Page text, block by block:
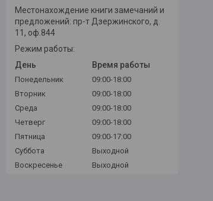
Местонахождение книги замечаний и
предложений: пр-т Дзержинского, д.
11, оф.844
Режим работы:
День
Время работы
Понедельник
09:00-18:00
Вторник
09:00-18:00
Среда
09:00-18:00
Четверг
09:00-18:00
Пятница
09:00-17:00
Суббота
Выходной
Воскресенье
Выходной